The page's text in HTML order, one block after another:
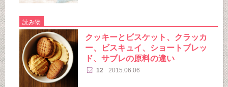
読み物
クッキーとビスケット、クラッカ
ー、ビスキュイ、ショートブレッ
ド、サブレの原料の違い
12 2015.06.06